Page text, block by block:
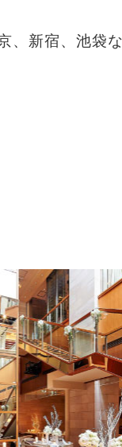
、新宿、池袋